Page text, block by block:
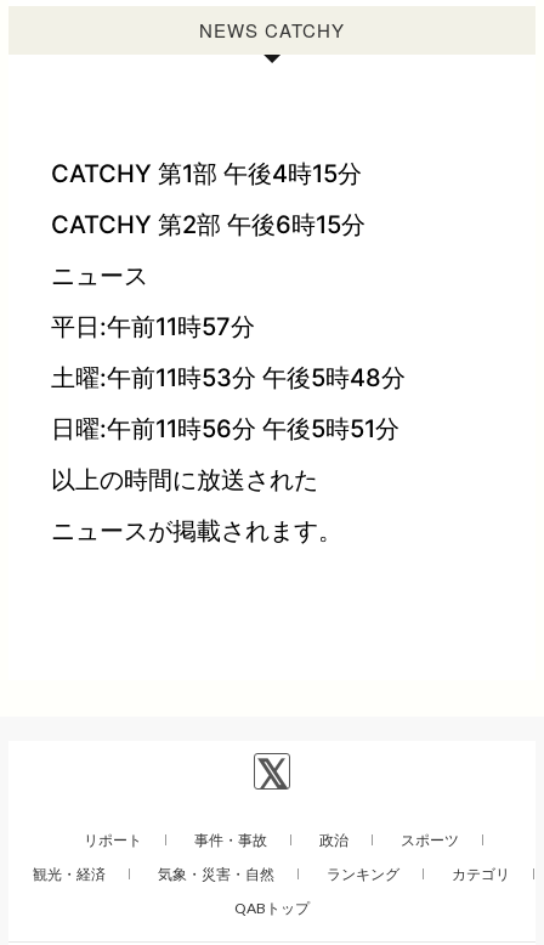
NEWS CATCHY
CATCHY 第1部 午後4時15分
CATCHY 第2部 午後6時15分
ニュース
平日:午前11時57分
土曜:午前11時53分 午後5時48分
日曜:午前11時56分 午後5時51分
以上の時間に放送された
ニュースが掲載されます。
リポート 事件・事故 政治
スポーツ
観光・経済
気象・災害・自然 ランキング
カテゴリ
QABトップ